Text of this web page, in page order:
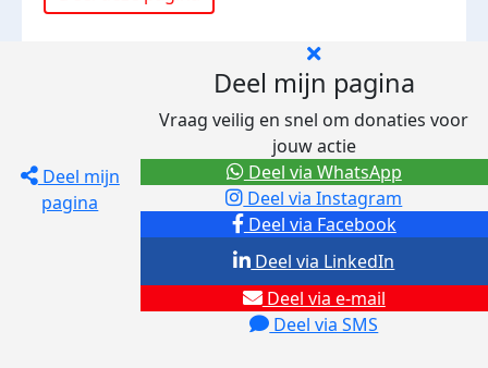
Deel mijn
pagina
Deel mijn pagina
Vraag veilig en snel om donaties voor
jouw actie
Deel via Facebook
Deel via Instagram
Deel via e-mail
Deel via SMS
Deel via LinkedIn
Deel via WhatsApp